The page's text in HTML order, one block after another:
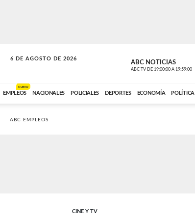
6 DE AGOSTO DE 2026
SOLO MÚSICA ABC NOTICIAS
ABC TV DE 19:00:00 A 19:59:00
EMPLEOS
NUEVO
NACIONALES POLICIALES DEPORTES ECONOMÍA POLÍTICA
ABC EMPLEOS
CINE Y TV